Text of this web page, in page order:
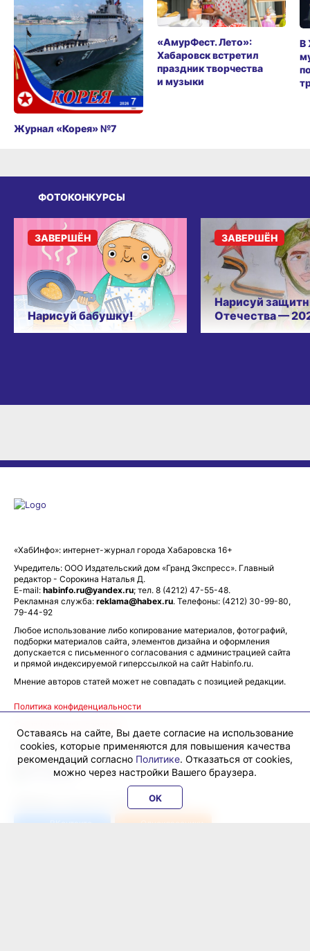
Журнал «Корея» №7
«АмурФест. Лето»:
Хабаровск встретил
праздник творчества
и музыки
В
ФОТОКОНКУРСЫ
Нарисуй бабушку!
ЗАВЕРШЁН
Нарисуй
Отечества —
ЗАВЕРШЁН
«ХабИнфо»: интернет-журнал города Хабаровска 16+
Учредитель: ООО Издательский дом «Гранд Экспресс». Главный
редактор - Сорокина Наталья Д.
E-mail: habinfo.ru@yandex.ru; тел. 8 (4212) 47-55-48.
Рекламная служба: reklama@habex.ru. Телефоны: (4212) 30-99-80,
79-44-92
Любое использование либо копирование материалов, фотографий,
подборки материалов сайта, элементов дизайна и оформления
допускается с письменного согласования с администрацией сайта
и прямой индексируемой гиперссылкой на сайт Habinfo.ru.
Мнение авторов статей может не совпадать с позицией редакции.
Политика конфиденциальности
Подписка на новости:
RSS
Данные погоды предоставляются сервисом
ХабИнфо в соцсетях и мессенджерах:
Оставаясь на сайте, Вы даете согласие на использование
cookies, которые применяются для повышения качества
рекомендаций согласно Политике. Отказаться от cookies,
можно через настройки Вашего браузера.
OK